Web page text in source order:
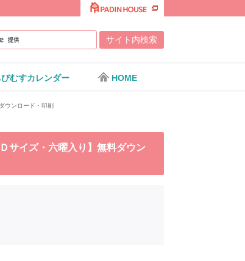
びむすカレンダー HOME
ウンロード・印刷
サイズ・六曜入り】無料ダウン